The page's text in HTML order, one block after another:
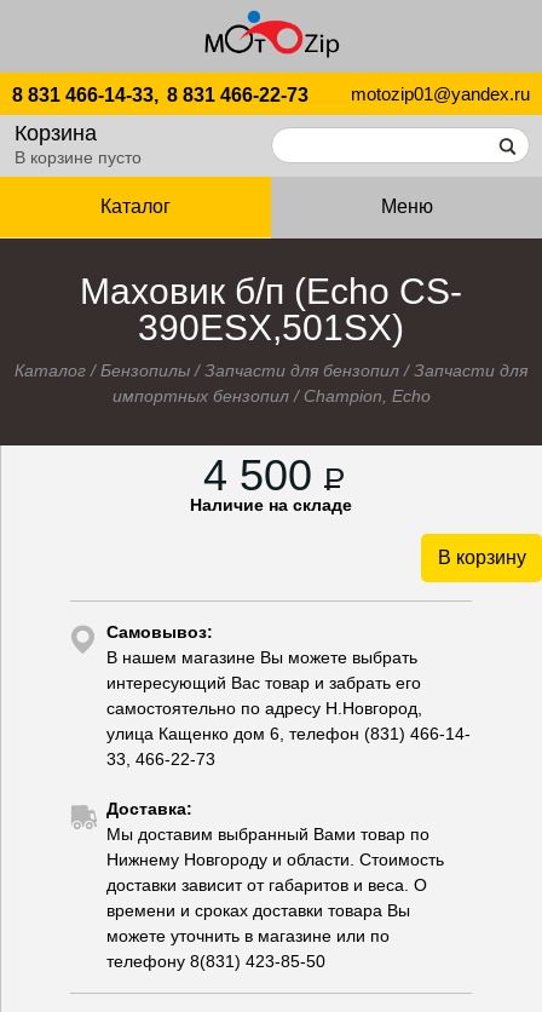
8 831 466-14-33, 8 831 466-22-73 motozip01@yandex.ru
Корзина
В корзине пусто
Каталог Меню
Маховик б/п (Echo CS-
390ESX,501SX)
Каталог /Бензопилы /Запчасти для бензопил /Запчасти для
импортных бензопил/ Champion, Echo
4 500 P
Наличие на складе
В корзину
Самовывоз:
В нашем магазине Вы можете выбрать
интересующий Вас товар и забрать его
самостоятельно по адресу Н.Новгород,
улица Кащенко дом 6, телефон (831) 466-14-
33, 466-22-73
Доставка:
Мы доставим выбранный Вами товар по
Нижнему Новгороду и области. Стоимость
доставки зависит от габаритов и веса. О
времени и сроках доставки товара Вы
можете уточнить в магазине или по
телефону 8(831) 423-85-50